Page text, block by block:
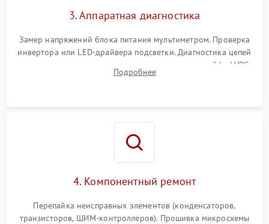
3. Аппаратная диагностика
Замер напряжений блока питания мультиметром. Проверка
инвертора или LED-драйвера подсветки. Диагностика цепей
питания скалера и тестирование сигналов на шлейфе LVDS
Подробнее
4. Компонентный ремонт
Перепайка неисправных элементов (конденсаторов,
транзисторов, ШИМ-контроллеров). Прошивка микросхемы